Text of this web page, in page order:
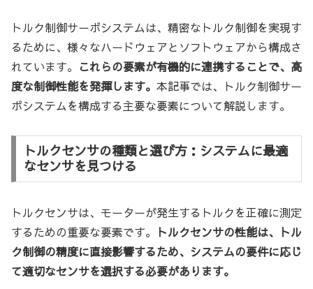
トルク制御サーボシステムは、精密なトルク制御を実現す
るために、様々なハードウェアとソフトウェアから構成さ
れています。 これらの要素が有機的に連携することで、高
度な制御性能を発揮します。 本記事では、トルク制御サー
ボシステムを構成する主要な要素について解説します。
トルクセンサの種類と選び方：システムに最適
なセンサを見つける
トルクセンサは、モーターが発生するトルクを正確に測定
するための重要な要素です。
トルクセンサの性能は、トル
ク制御の精度に直接影響するため、システムの要件に応じ
て適切なセンサを選択する必要があります。